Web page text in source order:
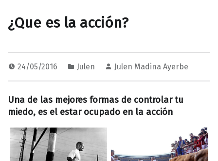
¿Que es la acción?
24/05/2016 Julen Julen Madina Ayerbe
Una de las mejores formas de controlar tu
miedo, es el estar ocupado en la acción